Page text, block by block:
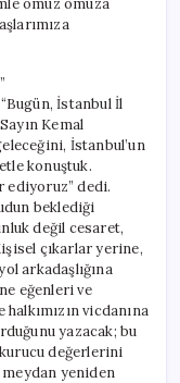
İstanbul İl
Kemal
İstanbul’un
konuştuk.
dedi.
beklediği
değil cesaret,
çıkarlar yerine,
arkadaşlığına
eğenleri ve
vicdanına
yazacak; bu
değerlerini
yeniden